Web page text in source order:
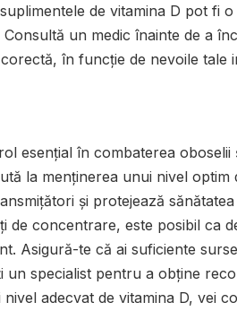
de vitamina D pot fi
un medic înainte de a
în funcție de nevoile tale
esențial în combaterea oboselii
la menținerea unui nivel optim
și protejează
de concentrare, este posibil ca
Asigură-te că ai suficiente
un specialist pentru a obține
adecvat de vitamina D, vei